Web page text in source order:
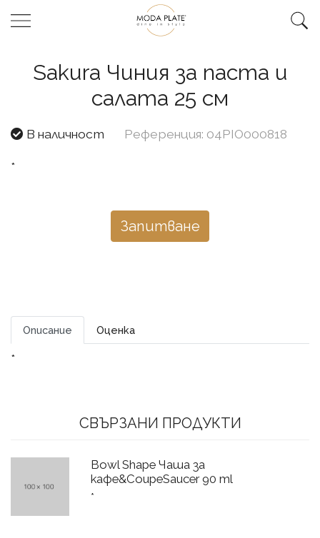
Sakura Чиния за паста и
салата 25 см
В наличност Референция: 04PIO000818
*
Запитване
Описание Оценка
*
СВЪРЗАНИ ПРОДУКТИ
Bowl Shape Чаша за
кафе&CoupeSaucer 90 ml
*